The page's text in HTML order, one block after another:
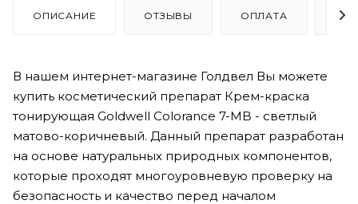
ОПИСАНИЕ ОТЗЫВЫ ОПЛАТА
В нашем интернет-магазине Голдвел Вы можете
купить косметический препарат Крем-краска
тонирующая Goldwell Colorance 7-MB - светлый
матово-коричневый. Данный препарат разработан
на основе натуральных природных компонентов,
которые проходят многоуровневую проверку на
безопасность и качество перед началом